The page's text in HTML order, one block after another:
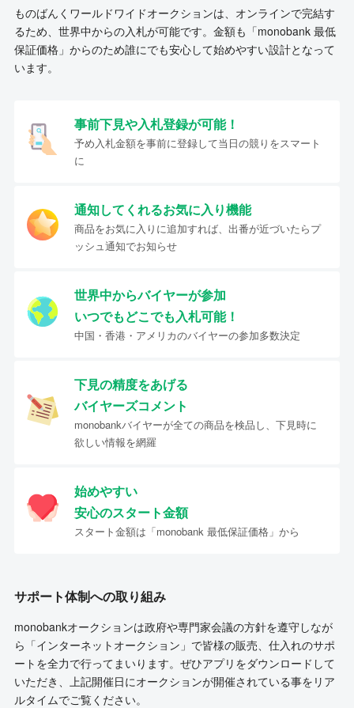
ものばんくワールドワイドオークションは、オンラインで完結す
るため、世界中からの入札が可能です。金額も「monobank 最低
保証価格」からのため誰にでも安心して始めやすい設計となって
います。
事前下見や入札登録が可能！
予め入札金額を事前に登録して当日の競りをスマート
に
通知してくれるお気に入り機能
商品をお気に入りに追加すれば、出番が近づいたらプ
ッシュ通知でお知らせ
世界中からバイヤーが参加
いつでもどこでも入札可能！
中国・香港・アメリカのバイヤーの参加多数決定
下見の精度をあげる
バイヤーズコメント
monobankバイヤーが全ての商品を検品し、下見時に
欲しい情報を網羅
始めやすい
安心のスタート金額
スタート金額は「monobank 最低保証価格」から
サポート体制への取り組み
monobankオークションは政府や専門家会議の方針を遵守しなが
ら「インターネットオークション」で皆様の販売、仕入れのサポ
ートを全力で行ってまいります。ぜひアプリをダウンロードして
いただき、上記開催日にオークションが開催されている事をリア
ルタイムでご覧ください。